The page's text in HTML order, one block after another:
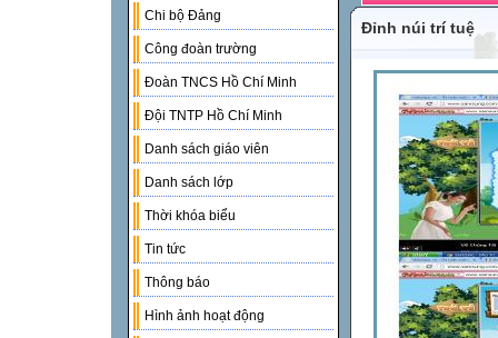
Chi bộ Đảng
Công đoàn trường
Đoàn TNCS Hồ Chí Minh
Đội TNTP Hồ Chí Minh
Danh sách giáo viên
Danh sách lớp
Thời khóa biểu
Tin tức
Thông báo
Hình ảnh hoạt động
Đỉnh núi trí tuệ